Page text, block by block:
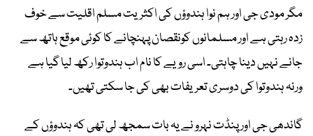
مگر مودی جی اور ہم نوا ہندوؤں کی اکثریت مسلم اقلیت سے خوف
زدہ رہتی ہے اور مسلمانوں کونقصان پہنچانے کا کوئی موقع ہاتھ سے
جانے نہیں دینا چاہتی۔ اسی رویے کا نام اب ہندوتوا رکھ لیا گیا ہے
ورنہ ہندوتوا کی دوسری تعریفات بھی کی جا سکتی تھیں۔
گاندھی جی اور پنڈت نہرو نے یہ بات سمجھ لی تھی کہ ہندوؤں کے